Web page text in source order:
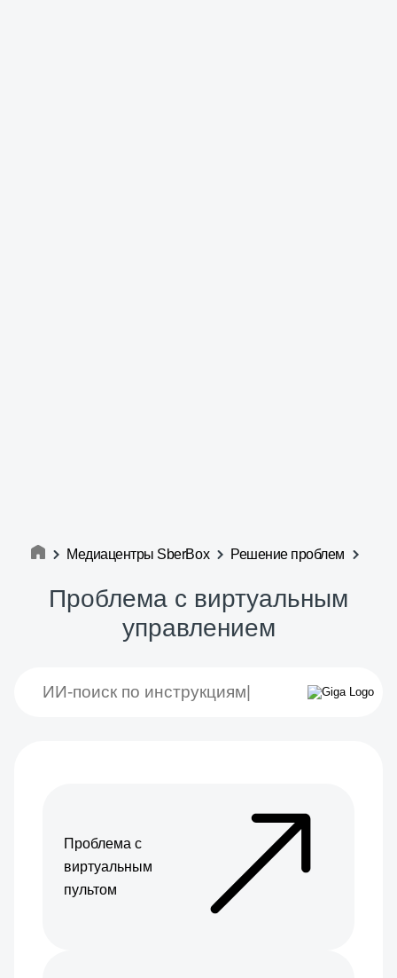
Медиацентры SberBox Решение проблем
Проблема с виртуальным
управлением
Проблема с
виртуальным
пультом